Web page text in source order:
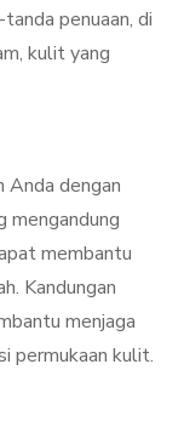
penuaan, di
kulit yang
Anda dengan
mengandung
membantu
Kandungan
menjaga
permukaan kulit.